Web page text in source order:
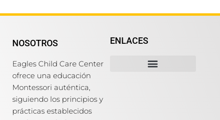
NOSOTROS
Eagles Child Care Center
ofrece una educación
Montessori auténtica,
siguiendo los principios y
prácticas establecidos
ENLACES